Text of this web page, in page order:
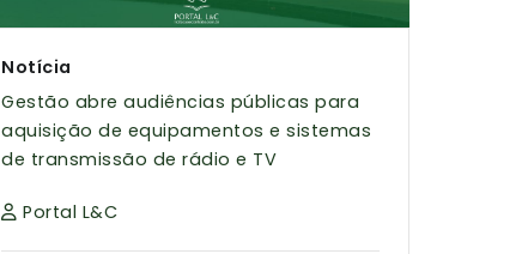
Notícia
Gestão abre audiências públicas para
aquisição de equipamentos e sistemas
de transmissão de rádio e TV
Portal L&C